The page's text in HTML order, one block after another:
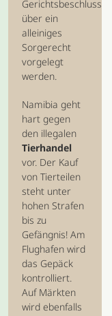
Gerichtsbeschluss
über ein
alleiniges
Sorgerecht
vorgelegt
werden.
Namibia geht
hart gegen
den illegalen
Tierhandel
vor. Der Kauf
von Tierteilen
steht unter
hohen Strafen
bis zu
Gefängnis! Am
Flughafen wird
das Gepäck
kontrolliert.
Auf Märkten
wird ebenfalls